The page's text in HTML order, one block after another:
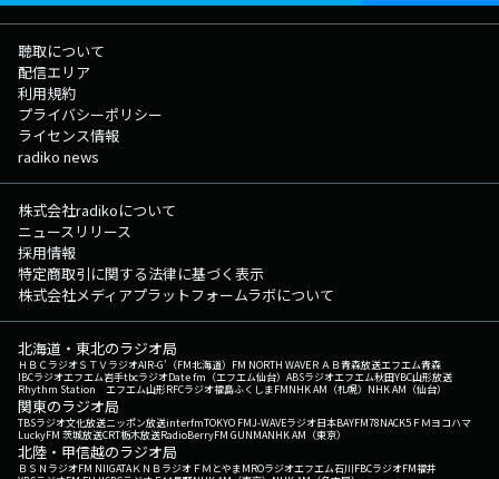
聴取について
配信エリア
利用規約
プライバシーポリシー
ライセンス情報
radiko news
株式会社radikoについて
ニュースリリース
採用情報
特定商取引に関する法律に基づく表示
株式会社メディアプラットフォームラボについて
北海道・東北のラジオ局
ＨＢＣラジオＳＴＶラジオAIR-G'（FM北海道） FM NORTH WAVEＲＡＢ青森放送エフエム青森
IBCラジオエフエム岩手tbcラジオDate fm（エフエム仙台） ABSラジオエフエム秋田YBC山形放送
Rhythm Station エフエム山形RFCラジオ福島ふくしまFMNHK AM（札幌） NHK AM（仙台）
関東のラジオ局
TBSラジオ文化放送ニッポン放送interfmTOKYO FMJ-WAVEラジオ日本BAYFM78NACK5 ＦＭヨコハマ
LuckyFM 茨城放送CRT栃木放送RadioBerryFM GUNMANHK AM（東京）
北陸・甲信越のラジオ局
ＢＳＮラジオFM NIIGATAＫＮＢラジオ ＦＭとやまMROラジオエフエム石川FBCラジオFM福井